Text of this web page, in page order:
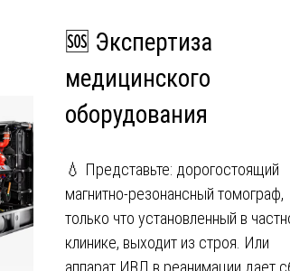
🆘 Экспертиза
медицинского
оборудования
💧 Представьте: дорогостоящий
магнитно-резонансный томограф,
только что установленный в
клинике, выходит из строя. Или
аппарат ИВЛ в реанимации дает